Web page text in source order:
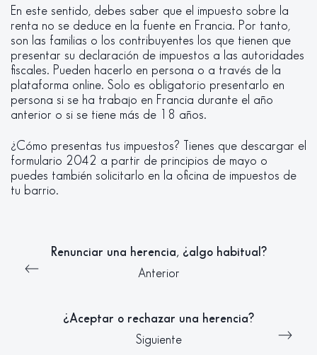
En este sentido, debes saber que el impuesto sobre la
renta no se deduce en la fuente en Francia. Por tanto,
son las familias o los contribuyentes los que tienen que
presentar su declaración de impuestos a las autoridades
fiscales. Pueden hacerlo en persona o a través de la
plataforma online. Solo es obligatorio presentarlo en
persona si se ha trabajo en Francia durante el año
anterior o si se tiene más de 18 años.
¿Cómo presentas tus impuestos? Tienes que descargar el
formulario 2042 a partir de principios de mayo o
puedes también solicitarlo en la oficina de impuestos de
tu barrio.
Renunciar una herencia, ¿algo habitual?
Anterior
¿Aceptar o rechazar una herencia?
Siguiente